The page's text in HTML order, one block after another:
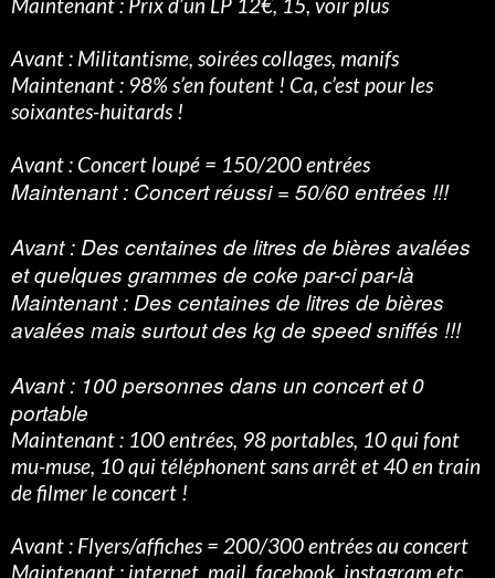
Maintenant : Prix d’un LP 12€, 15, voir plus
Avant : Militantisme, soirées collages, manifs
Maintenant : 98% s’en foutent ! Ca, c’est pour les
soixantes-huitards !
Avant : Concert loupé = 150/200 entrées
Maintenant : Concert réussi = 50/60 entrées !!!
Avant : Des centaines de litres de bières avalées
et quelques grammes de coke par-ci par-là
Maintenant : Des centaines de litres de bières
avalées mais surtout des kg de speed sniffés !!!
Avant : 100 personnes dans un concert et 0
portable
Maintenant : 100 entrées, 98 portables, 10 qui font
mu-muse, 10 qui téléphonent sans arrêt et 40 en train
de filmer le concert !
Avant : Flyers/affiches = 200/300 entrées au concert
Maintenant : internet, mail, facebook, instagram etc..